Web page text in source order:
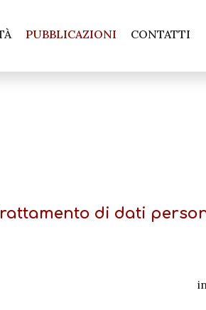
PUBBLICAZIONI CONTATTI
di dati